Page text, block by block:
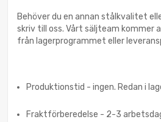
Behöver du en annan stålkvalitet
skriv till oss. Vårt säljteam kommer
från lagerprogrammet eller
Produktionstid - ingen. Redan i
Fraktförberedelse - 2-3